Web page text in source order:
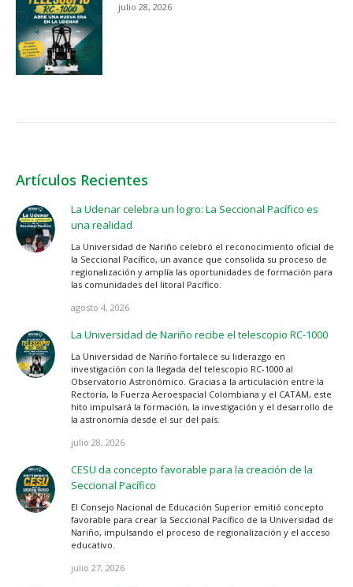
julio 28, 2026
Artículos Recientes
La Udenar celebra un logro: La Seccional Pacífico es
una realidad
La Universidad de Nariño celebró el reconocimiento oficial de
la Seccional Pacífico, un avance que consolida su proceso de
regionalización y amplía las oportunidades de formación para
las comunidades del litoral Pacífico.
agosto 4, 2026
La Universidad de Nariño recibe el telescopio RC-1000
La Universidad de Nariño fortalece su liderazgo en
investigación con la llegada del telescopio RC-1000 al
Observatorio Astronómico. Gracias a la articulación entre la
Rectoría, la Fuerza Aeroespacial Colombiana y el CATAM, este
hito impulsará la formación, la investigación y el desarrollo de
la astronomía desde el sur del país.
julio 28, 2026
CESU da concepto favorable para la creación de la
Seccional Pacífico
El Consejo Nacional de Educación Superior emitió concepto
favorable para crear la Seccional Pacífico de la Universidad de
Nariño, impulsando el proceso de regionalización y el acceso
educativo.
julio 27, 2026